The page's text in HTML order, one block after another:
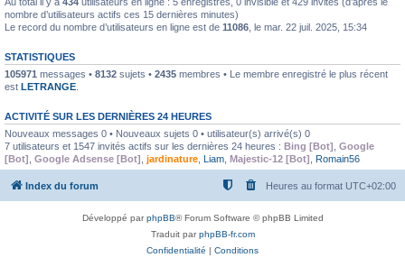
nombre d’utilisateurs actifs ces 15 dernières minutes)
Le record du nombre d’utilisateurs en ligne est de 11086 , le mar. 22 juil. 2025, 15:34
STATISTIQUES
105971 messages • 8132 sujets • 2435 membres • Le membre enregistré le plus récent
est LETRANGE
ACTIVITÉ SUR LES DERNIÈRES 24 HEURES
Nouveaux messages 0 • Nouveaux sujets 0 • utilisateur(s) arrivé(s) 0
7 utilisateurs et 1547 invités actifs sur les dernières 24 heures : Bing [Bot] Google
[Bot] Google Adsense [Bot] jardinature Liam Majestic-12 [Bot] Romain56
Index du forum Heures au format UTC+02:00
Développé parphpBB® Forum Software © phpBB Limited
Traduit parphpBB-fr.com
Confidentialité | Conditions